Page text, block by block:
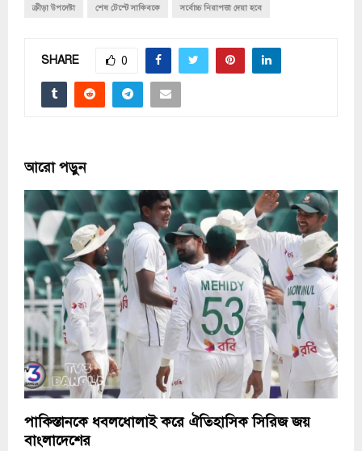
ক্রীড়া উপদেষ্টা শেষ টেস্টে সাকিবকে সর্বোচ্চ নিরাপত্তা দেয়া হবে
SHARE 0
আরো পড়ুন
পাকিস্তানকে ধবলধোলাই করে ঐতিহাসিক সিরিজ জয়
বাংলাদেশের